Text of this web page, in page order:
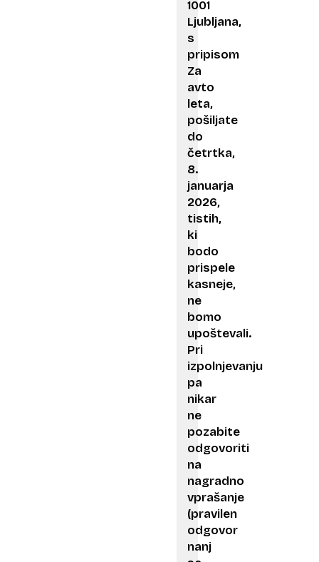
1001
Ljubljana,
s
pripisom
Za
avto
leta,
pošiljate
do
četrtka,
8.
januarja
2026,
tistih,
ki
bodo
prispele
kasneje,
ne
bomo
upoštevali.
Pri
izpolnjevanju
pa
nikar
ne
pozabite
odgovoriti
na
nagradno
vprašanje
(pravilen
odgovor
nanj